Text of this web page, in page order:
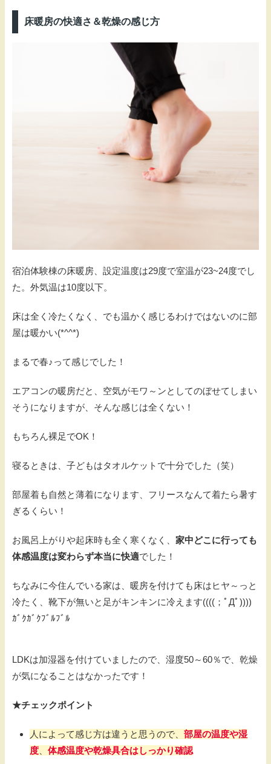
床暖房の快適さ＆乾燥の感じ方
宿泊体験棟の床暖房、設定温度は29度で室温が23~24度でし
た。外気温は10度以下。
床は全く冷たくなく、でも温かく感じるわけではないのに部
屋は暖かい(*^^*)
まるで春♪って感じでした！
エアコンの暖房だと、空気がモワ～ンとしてのぼせてしまい
そうになりますが、そんな感じは全くない！
もちろん裸足でOK！
寝るときは、子どもはタオルケットで十分でした（笑）
部屋着も自然と薄着になります、フリースなんて着たら暑す
ぎるくらい！
お風呂上がりや起床時も全く寒くなく、 家中どこに行っても
体感温度は変わらず本当に快適でした！
ちなみに今住んでいる家は、暖房を付けても床はヒヤ～っと
冷たく、靴下が無いと足がキンキンに冷えます((((；ﾟДﾟ))))
ｶﾞｸｶﾞｸﾌﾞﾙﾌﾞﾙ
LDKは加湿器を付けていましたので、湿度50～60％で、乾燥
が気になることはなかったです！
★チェックポイント
人によって感じ方は違うと思うので、 部屋の温度や湿
度
体感温度や乾燥具合はしっかり確認